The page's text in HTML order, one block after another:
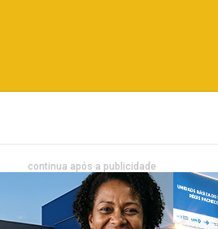
continua após a publicidade